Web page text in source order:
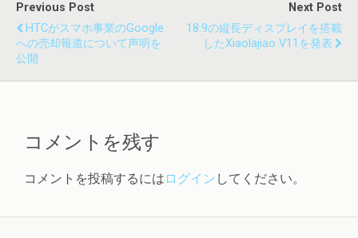
Previous Post
HTCがスマホ事業のGoogle
への売却報道について声明を
公開
Next Post
18:9の縦長ディスプレイを搭載
したXiaolajiao V11を発表
コメントを残す
コメントを投稿するには ログイン してください。